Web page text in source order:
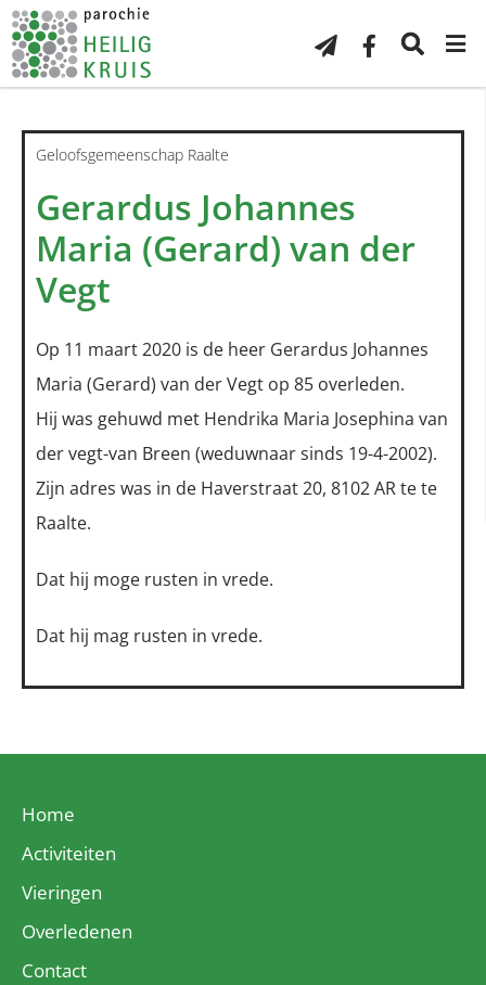
Geloofsgemeenschap Raalte
Gerardus Johannes
Maria (Gerard) van der
Vegt
Op 11 maart 2020 is de heer Gerardus Johannes
Maria (Gerard) van der Vegt op 85 overleden.
Hij was gehuwd met Hendrika Maria Josephina van
der vegt-van Breen (weduwnaar sinds 19-4-2002).
Zijn adres was in de Haverstraat 20, 8102 AR te te
Raalte.
Dat hij moge rusten in vrede.
Dat hij mag rusten in vrede.
Home
Activiteiten
Vieringen
Overledenen
Contact